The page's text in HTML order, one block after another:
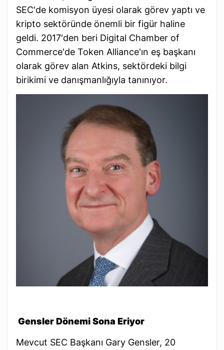
SEC'de komisyon üyesi olarak görev yaptı ve
kripto sektöründe önemli bir figür haline
geldi. 2017'den beri Digital Chamber of
Commerce'de Token Alliance'ın eş başkanı
olarak görev alan Atkins, sektördeki bilgi
birikimi ve danışmanlığıyla tanınıyor.
Gensler Dönemi Sona Eriyor
Mevcut SEC Başkanı Gary Gensler, 20